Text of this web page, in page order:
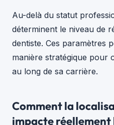
Au-delà du statut
déterminent le niveau de
dentiste. Ces paramètres
manière stratégique pour
au long de sa carrière.
Comment la
impacte